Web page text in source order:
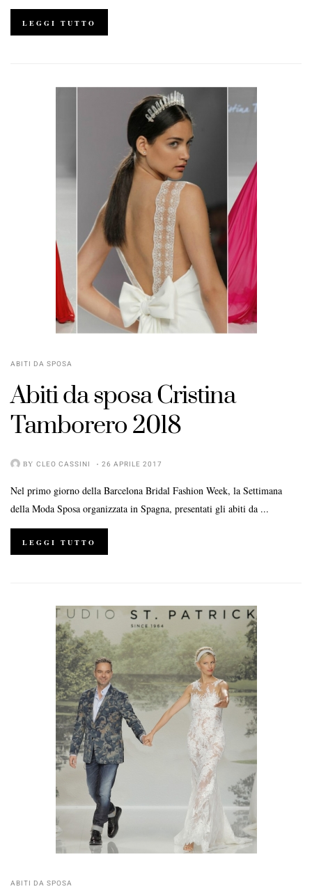
LEGGI TUTTO
ABITI DA SPOSA
Abiti da sposa Cristina
Tamborero 2018
BY CLEO CASSINI 26 APRILE 2017
Nel primo giorno della Barcelona Bridal Fashion Week, la Settimana
della Moda Sposa organizzata in Spagna, presentati gli abiti da ...
LEGGI TUTTO
ABITI DA SPOSA